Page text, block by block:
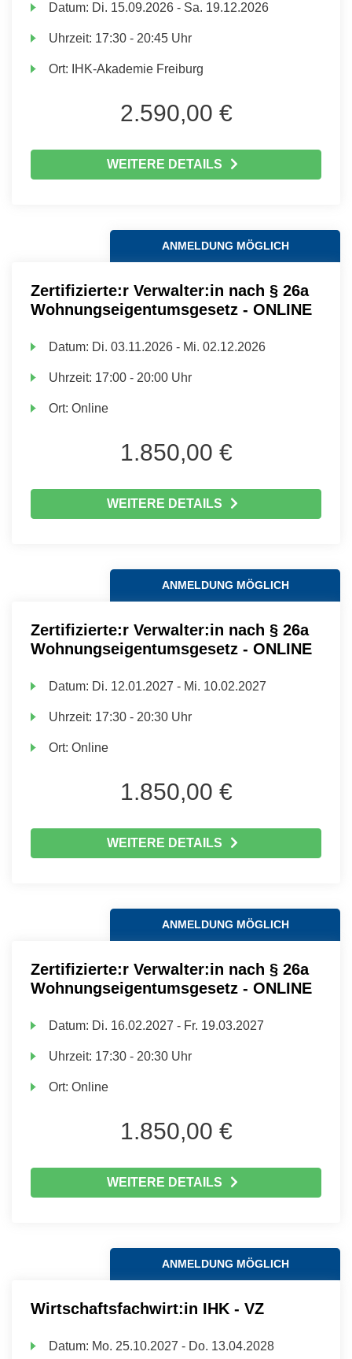
Datum: Di. 15.09.2026 - Sa. 19.12.2026
Uhrzeit: 17:30 - 20:45 Uhr
Ort: IHK-Akademie Freiburg
2.590,00 €
WEITERE DETAILS
ANMELDUNG MÖGLICH
Zertifizierte:r Verwalter:in nach § 26a
Wohnungseigentumsgesetz - ONLINE
Datum: Di. 03.11.2026 - Mi. 02.12.2026
Uhrzeit: 17:00 - 20:00 Uhr
Ort:Online
1.850,00 €
WEITERE DETAILS
ANMELDUNG MÖGLICH
Zertifizierte:r Verwalter:in nach § 26a
Wohnungseigentumsgesetz - ONLINE
Datum: Di. 12.01.2027 - Mi. 10.02.2027
Uhrzeit: 17:30 - 20:30 Uhr
Ort:Online
1.850,00 €
WEITERE DETAILS
ANMELDUNG MÖGLICH
Zertifizierte:r Verwalter:in nach § 26a
Wohnungseigentumsgesetz - ONLINE
Datum: Di. 16.02.2027 - Fr. 19.03.2027
Uhrzeit: 17:30 - 20:30 Uhr
Ort:Online
1.850,00 €
WEITERE DETAILS
ANMELDUNG MÖGLICH
Wirtschaftsfachwirt:in IHK - VZ
Datum: Mo. 25.10.2027 - Do. 13.04.2028